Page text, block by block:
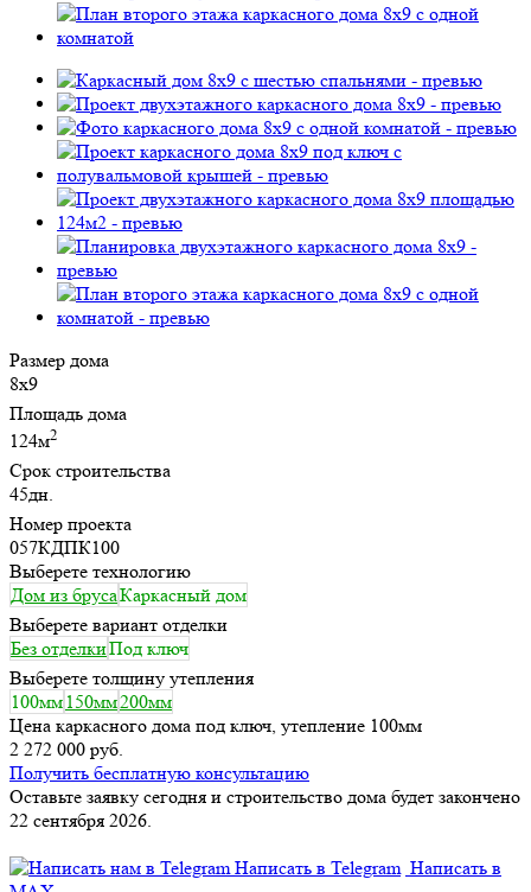
Размер дома
8х9
Площадь дома
124м2
Срок строительства
45дн.
Номер проекта
057КДПК100
Выберете технологию
Дом из брусаКаркасный дом
Выберете вариант отделки
Без отделкиПод ключ
Выберете толщину утепления
100мм 150мм200мм
Цена каркасного дома под ключ, утепление 100мм
2 272 000 руб.
Получить бесплатную консультацию
Оставьте заявку сегодня и строительство дома будет закончено
22 сентября 2026.
Написать в Telegram Написать в